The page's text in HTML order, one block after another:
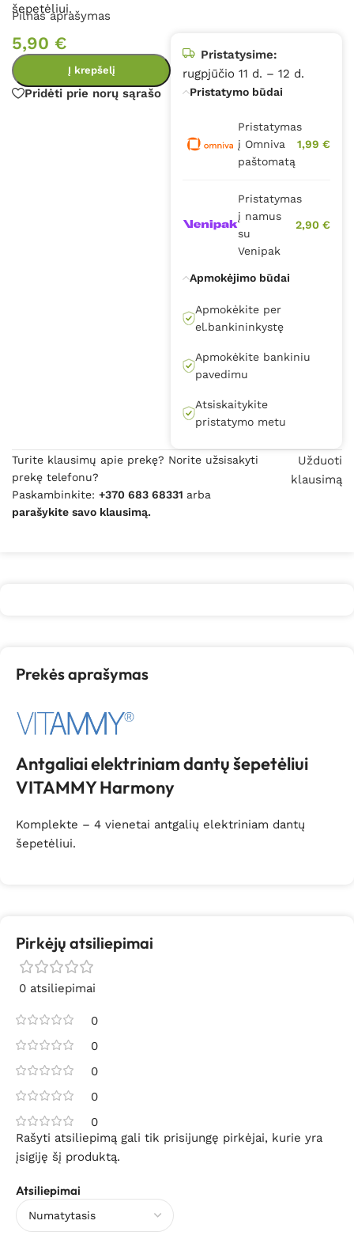
šepetėliui.
Pilnas aprašymas
5,90 €
Į krepšelį
Pridėti prie norų sąrašo
Pristatysime:
rugpjūčio 11 d. – 12 d.
Pristatymo būdai
Pristatymas
į Omniva
paštomatą
1,99 €
Pristatymas
į namus
su
Venipak
2,90 €
Apmokėjimo būdai
Apmokėkite per
el.bankininkystę
Apmokėkite bankiniu
pavedimu
Atsiskaitykite
pristatymo metu
Turite klausimų apie prekę? Norite užsisakyti
prekę telefonu?
Paskambinkite: +370 683 68331 arba
parašykite savo klausimą.
Užduoti
klausimą
Prekės aprašymas
Antgaliai elektriniam dantų šepetėliui
VITAMMY Harmony
Komplekte – 4 vienetai antgalių elektriniam dantų
šepetėliui.
Pirkėjų atsiliepimai
0 atsiliepimai
0
0
0
0
0
Atsiliepimai
Rašyti atsiliepimą gali tik prisijungę pirkėjai, kurie yra
įsigiję šį produktą.